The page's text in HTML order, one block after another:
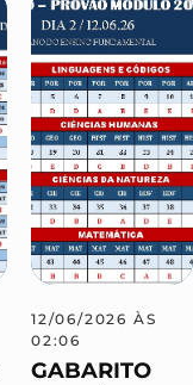
12/06/2026 ÀS
02:06
GABARITO